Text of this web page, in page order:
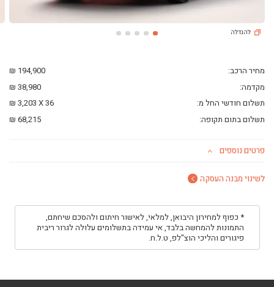
ליסינג תפעולי
ליסינג פרטי
השכרת רכב
להגדלה
מחיר הרכב:
194,900 ₪
מקדמה:
38,980 ₪
תשלום חודשי החל מ:
36
3,203 ₪
תשלום בתום תקופה:
68,215 ₪
פרטים נוספים
לשינוי מבנה העסקה
* כפוף למחירון היבואן, למלאי, לאישור חיתום ולהסכם שיחתם,
התמונות להמחשה בלבד, אי עמידה בתשלומים עלולה לגרור ריבית
פיגורים והליכי הוצ"לפ, ט.ל.ח.